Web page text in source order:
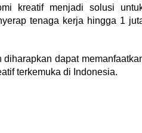
kreatif menjadi solusi
tenaga kerja hingga 1
dapat
terkemuka di Indonesia.